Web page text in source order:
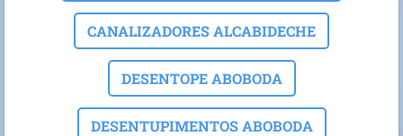
CANALIZADORES ALCABIDECHE
DESENTOPE ABOBODA
DESENTUPIMENTOS ABOBODA